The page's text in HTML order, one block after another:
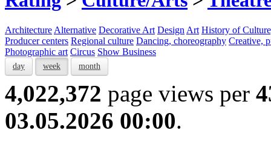
Architecture Alternative Decorative Art Design Art History of
Producer centers Regional culture Dancing, choreography Creative,
Photographic art Circus Show Business
day week month
4,022,372 page views per
03.05.2026 00:00.